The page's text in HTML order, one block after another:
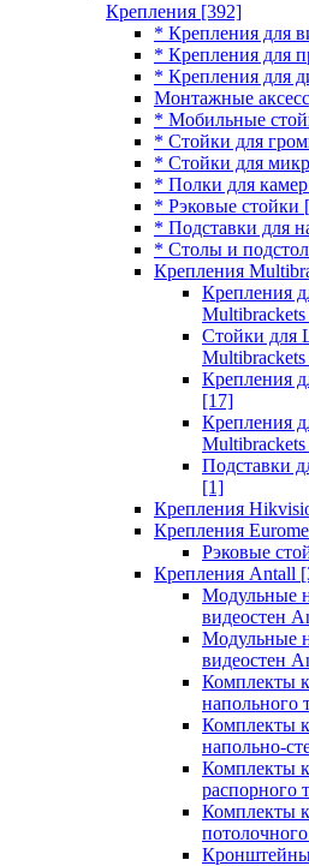
Крепления [392]
* Крепления для
* Крепления для
* Крепления для
Монтажные
* Мобильные
* Стойки для
* Стойки для
* Полки для камер
* Рэковые стойки
* Подставки для
* Столы и
Крепления
Крепления
Multibrackets
Стойки для
Multibrackets
Крепления
[17]
Крепления
Multibrackets
Подставки
[1]
Крепления
Крепления
Рэковые
Крепления Antall
Модульные
видеостен
Модульные
видеостен
Комплекты
напольного
Комплекты
напольно-
Комплекты
распорного
Комплекты